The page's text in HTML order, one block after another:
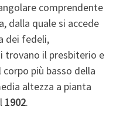
comprendente
dalla quale si accede
dei fedeli,
trovano il presbiterio e
più basso della
altezza a pianta
1902.